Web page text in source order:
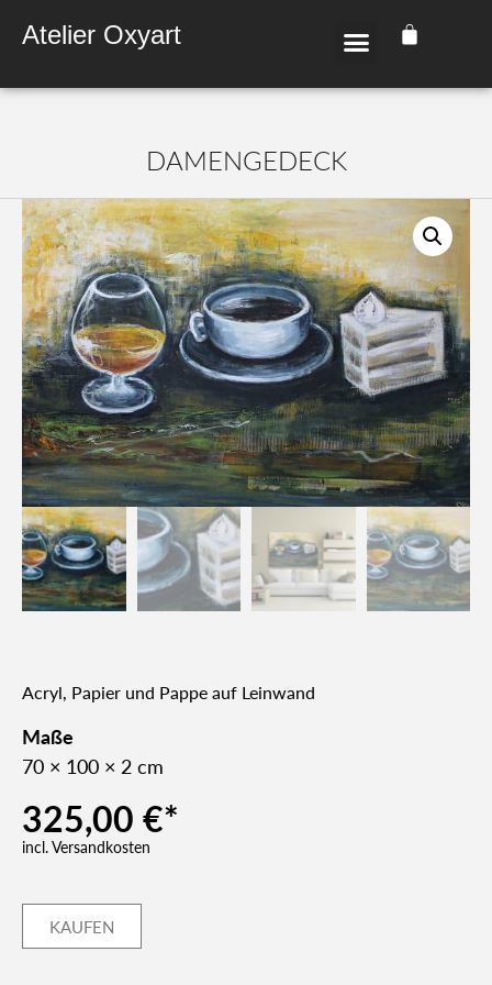
Atelier Oxyart
DAMEN­GEDECK
Acryl, Papier und Pap­pe auf Lein­wand
Maße
70 × 100 × 2 cm
325,00€
KAUFEN